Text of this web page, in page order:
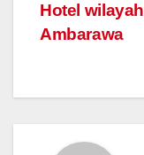
Hotel wilayah
Ambarawa